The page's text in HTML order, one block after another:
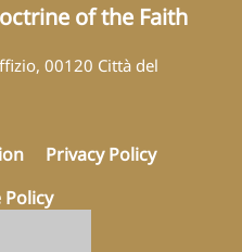
of the Faith
00120 Città del
Privacy Policy
Policy